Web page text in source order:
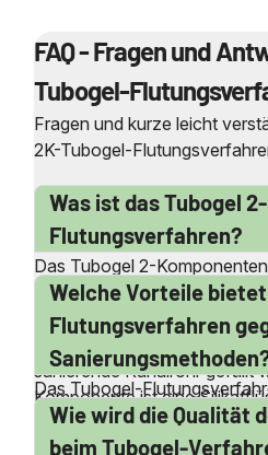
FAQ - Fragen und
Tubogel-
Fragen und kurze leicht
2K-Tubogel-
Was ist das Tubogel
Flutungsverfahren?
Das Tubogel 2-
eine innovative Methode zur
Grundleitungen von innen.
spezielle Flüssigkeiten, die
sanierende Kanalrohr gefüllt
Komponente ist eine
Schadstellen ins umgebende
zweite Flüssigkeit reagiert mit
Welche Vorteile
Flutungsverfahren
Das Tubogel-
Vorteile gegenüber
Sanierungsmethoden. Es ist
Wie wird die Qualität
beim Tubogel-